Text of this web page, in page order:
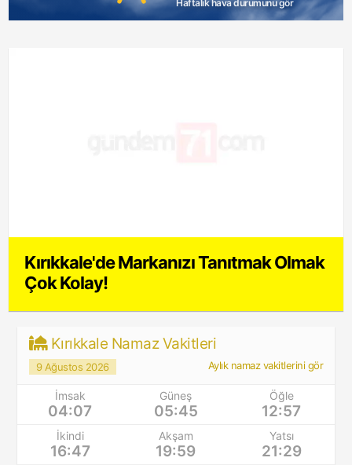
Haftalık hava durumunu gör
Kırıkkale'de Markanızı Tanıtmak Olmak
Çok Kolay!
Kırıkkale Namaz Vakitleri
9 Ağustos 2026 Aylık namaz vakitlerini gör
İmsak
04:07
Güneş
05:45
Öğle
12:57
İkindi
16:47
Akşam
19:59
Yatsı
21:29